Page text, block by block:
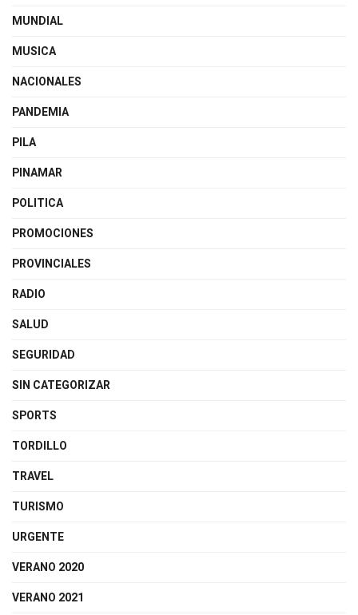
MUNDIAL
MUSICA
NACIONALES
PANDEMIA
PILA
PINAMAR
POLITICA
PROMOCIONES
PROVINCIALES
RADIO
SALUD
SEGURIDAD
SIN CATEGORIZAR
SPORTS
TORDILLO
TRAVEL
TURISMO
URGENTE
VERANO 2020
VERANO 2021